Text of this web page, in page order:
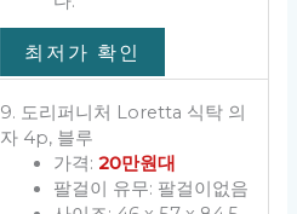
최저가 확인
9. 도리퍼니처 Loretta 식탁 의
자 4p, 블루
가격: 20만원대
팔걸이 유무: 팔걸이없음